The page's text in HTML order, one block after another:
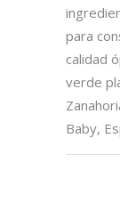
para
calidad
verde
Baby,
Aviso